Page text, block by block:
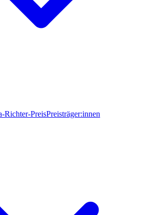
Richter-PreisPreisträger:innen